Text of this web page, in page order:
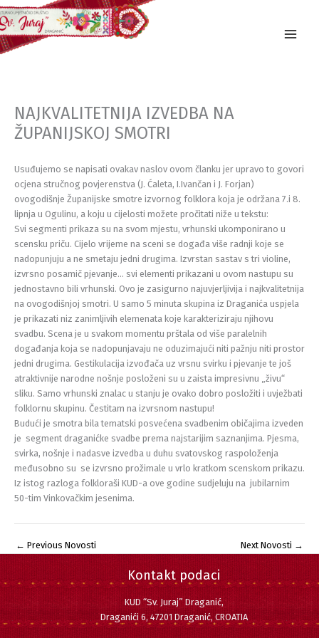
Skip
to
content
NAJKVALITETNIJA IZVEDBA NA
ŽUPANIJSKOJ SMOTRI
Usuđujemo se napisati ovakav naslov ovom članku jer upravo to govori
ocjena stručnog povjerenstva (J. Ćaleta, I.Ivančan i J. Forjan)
ovogodišnje Županijske smotre izvornog folklora koja je održana 7.i 8.
lipnja u Ogulinu, a koju u cijelosti možete pročitati niže u tekstu:
Svi segmenti prikaza su na svom mjestu, vrhunski ukomponirano u
scensku priču. Cijelo vrijeme na sceni se događa više radnji koje se
nadopunjuju a ne smetaju jedni drugima. Izvrstan sastav s tri violine,
izvrsno posamič pjevanje… svi elementi prikazani u ovom nastupu su
jednostavno bili vrhunski. Ovo je zasigurno najuvjerljivija i najkvalitetnija
na ovogodišnjoj smotri. U samo 5 minuta skupina iz Draganića uspjela
je prikazati niz zanimljivih elemenata koje karakteriziraju njihovu
svadbu. Scena je u svakom momentu prštala od više paralelnih
događanja koja se nadopunjavaju ne oduzimajući niti pažnju niti prostor
jedni drugima. Gestikulacija izvođača uz vrsnu svirku i pjevanje te još
atraktivnije narodne nošnje posloženi su u zaista impresivnu „živu“
sliku. Samo vrhunski znalac u stanju je ovako dobro posložiti i uvježbati
folklornu skupinu. Čestitam na izvrsnom nastupu!
Budući je smotra bila tematski posvećena svadbenim običajima izveden
je segment draganićke svadbe prema najstarijim saznanjima. Pjesma,
svirka, nošnje i nadasve izvedba u duhu svatovskog raspoloženja
međusobno su se izvrsno prožimale u vrlo kratkom scenskom prikazu.
Iz istog razloga folkloraši KUD-a ove godine sudjeluju na jubilarnim
50-tim Vinkovačkim jesenima.
← Previous Novosti Next Novosti →
Kontakt podaci
KUD “Sv. Juraj” Draganić,
Draganići 6, 47201 Draganić, CROATIA